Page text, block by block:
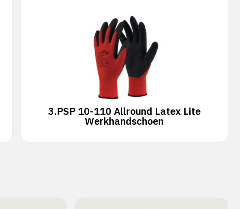
3.PSP 10-110 Allround Latex Lite
Werkhandschoen